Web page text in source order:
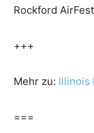
Rockford
+++
Mehr zu: Illinois
===